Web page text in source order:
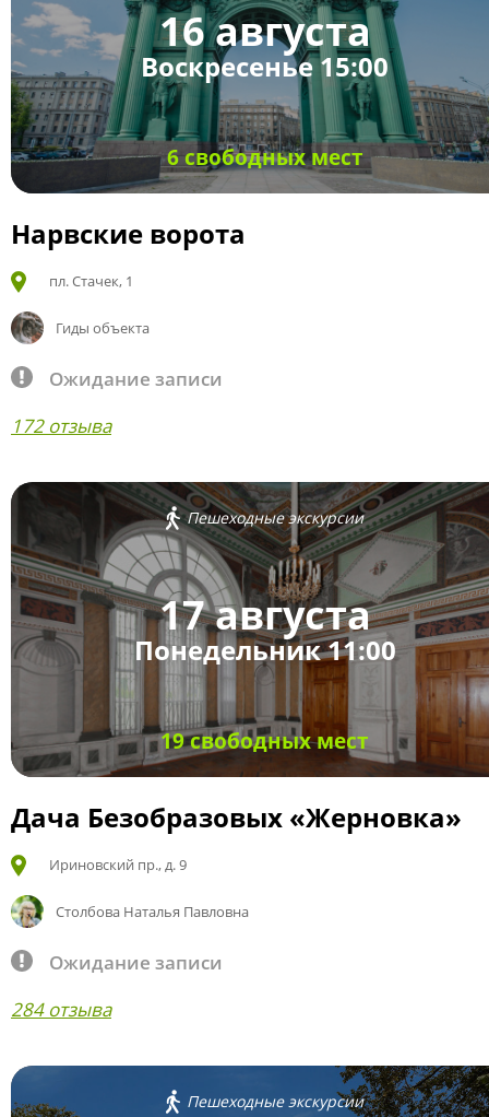
16 августа
Воскресенье 15:00
6 свободных мест
Нарвские ворота
пл. Стачек, 1
Гиды объекта
Ожидание записи
172 отзыва
Пешеходные экскурсии
17 августа
Понедельник 11:00
19 свободных мест
Дача Безобразовых «Жерновка»
Ириновский пр., д. 9
Столбова Наталья Павловна
Ожидание записи
284 отзыва
Пешеходные экскурсии